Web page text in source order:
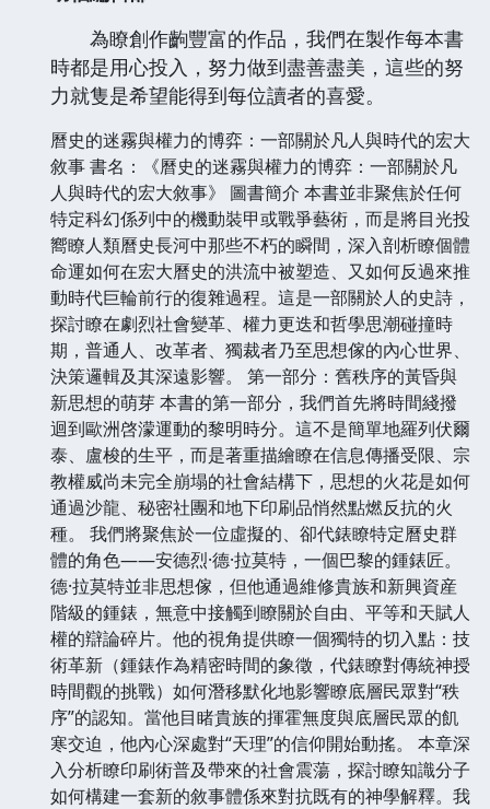
為瞭創作齣豐富的作品，我們在製作每本書
時都是用心投入，努力做到盡善盡美，這些的努
力就隻是希望能得到每位讀者的喜愛。
曆史的迷霧與權力的博弈：一部關於凡人與時代的宏大
敘事 書名：《曆史的迷霧與權力的博弈：一部關於凡
人與時代的宏大敘事》 圖書簡介 本書並非聚焦於任何
特定科幻係列中的機動裝甲或戰爭藝術，而是將目光投
嚮瞭人類曆史長河中那些不朽的瞬間，深入剖析瞭個體
命運如何在宏大曆史的洪流中被塑造、又如何反過來推
動時代巨輪前行的復雜過程。這是一部關於人的史詩，
探討瞭在劇烈社會變革、權力更迭和哲學思潮碰撞時
期，普通人、改革者、獨裁者乃至思想傢的內心世界、
決策邏輯及其深遠影響。 第一部分：舊秩序的黃昏與
新思想的萌芽 本書的第一部分，我們首先將時間綫撥
迴到歐洲啓濛運動的黎明時分。這不是簡單地羅列伏爾
泰、盧梭的生平，而是著重描繪瞭在信息傳播受限、宗
教權威尚未完全崩塌的社會結構下，思想的火花是如何
通過沙龍、秘密社團和地下印刷品悄然點燃反抗的火
種。 我們將聚焦於一位虛擬的、卻代錶瞭特定曆史群
體的角色——安德烈·德·拉莫特，一個巴黎的鍾錶匠。
德·拉莫特並非思想傢，但他通過維修貴族和新興資産
階級的鍾錶，無意中接觸到瞭關於自由、平等和天賦人
權的辯論碎片。他的視角提供瞭一個獨特的切入點：技
術革新（鍾錶作為精密時間的象徵，代錶瞭對傳統神授
時間觀的挑戰）如何潛移默化地影響瞭底層民眾對“秩
序”的認知。當他目睹貴族的揮霍無度與底層民眾的飢
寒交迫，他內心深處對“天理”的信仰開始動搖。 本章深
入分析瞭印刷術普及帶來的社會震蕩，探討瞭知識分子
如何構建一套新的敘事體係來對抗既有的神學解釋。我